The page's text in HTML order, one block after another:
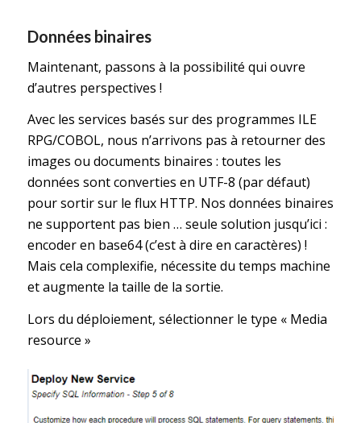
Données binaires
Maintenant, passons à la possibilité qui ouvre
d’autres perspectives !
Avec les services basés sur des programmes ILE
RPG/COBOL, nous n’arrivons pas à retourner des
images ou documents binaires : toutes les
données sont converties en UTF-8 (par défaut)
pour sortir sur le flux HTTP. Nos données binaires
ne supportent pas bien … seule solution jusqu’ici :
encoder en base64 (c’est à dire en caractères) !
Mais cela complexifie, nécessite du temps machine
et augmente la taille de la sortie.
Lors du déploiement, sélectionner le type « Media
resource »